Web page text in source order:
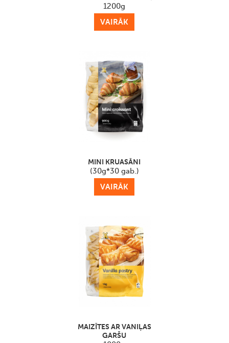
1200g
VAIRĀK
MINI KRUASĀNI
(30g*30 gab.)
VAIRĀK
MAIZĪTES AR VANIĻAS
GARŠU